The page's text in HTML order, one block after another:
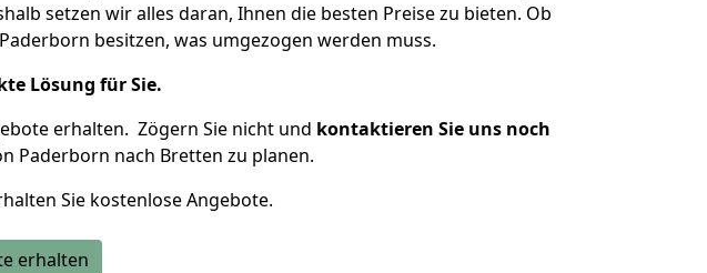
setzen wir alles daran, Ihnen die besten Preise zu bieten. Ob
besitzen, was umgezogen werden muss.
Lösung für Sie.
erhalten. Zögern Sie nicht und kontaktieren Sie uns noch
Paderborn nach Bretten zu planen.
Sie kostenlose Angebote.
erhalten